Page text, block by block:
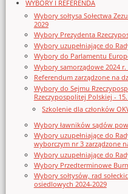
WYBORY I REFERENDA
Wybory sołtysa Sołectwa
2029
Wybory Prezydenta
Wybory uzupełniające do
Wybory do Parlamentu
Wybory samorządowe 2024 r.
Referendum zarządzone na
Wybory do Sejmu
Rzeczypospolitej Polskiej -
Szkolenie dla członków
Wybory ławników sądów
Wybory uzupełniające do
wyborczym nr 3 zarządzone
Wybory uzupełniające do
Wybory Przedterminowe
Wybory sołtysów, rad
osiedlowych 2024-2029